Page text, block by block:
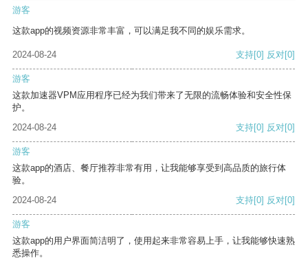
游客
这款app的视频资源非常丰富，可以满足我不同的娱乐需求。
2024-08-24 支持[0] 反对[0]
游客
这款加速器VPM应用程序已经为我们带来了无限的流畅体验和安全性保
护。
2024-08-24
支持[0] 反对[0]
游客
这款app的酒店、餐厅推荐非常有用，让我能够享受到高品质的旅行体
验。
2024-08-24
支持[0] 反对[0]
游客
这款app的用户界面简洁明了，使用起来非常容易上手，让我能够快速熟
悉操作。